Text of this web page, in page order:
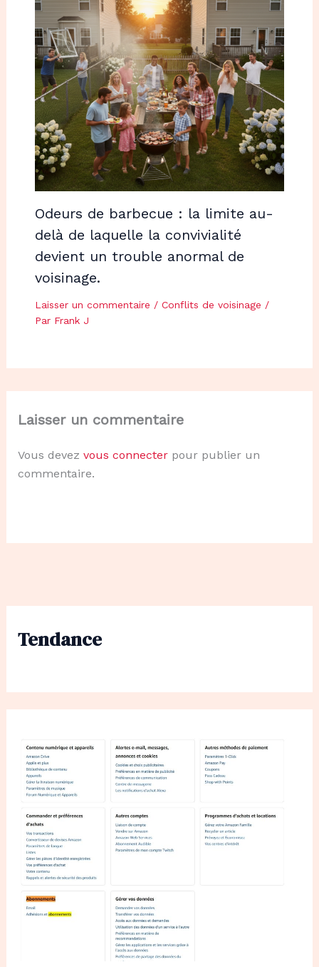
Tendance
Odeurs de barbecue : la limite au-
delà de laquelle la convivialité
devient un trouble anormal de
voisinage.
Laisser un commentaire / Conflits de voisinage /
Par Frank J
Laisser un commentaire
Vous devez vous connecterpour publier un
commentaire.